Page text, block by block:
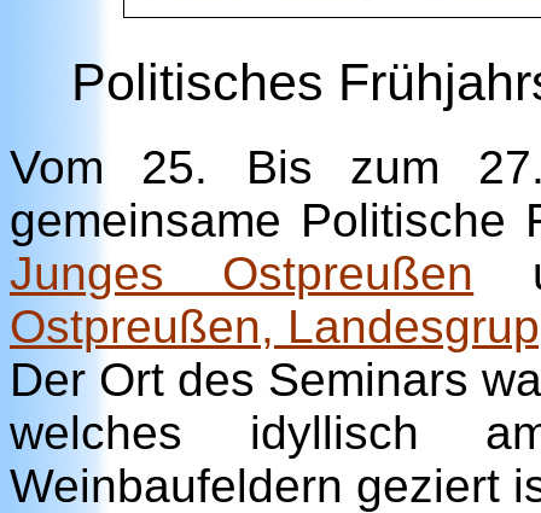
Politisches
Vom 25. Bis zum
gemeinsame Politische
Junges Ostpreußen
Ostpreußen,
Der Ort des Seminars
welches idyllisch
Weinbaufeldern geziert